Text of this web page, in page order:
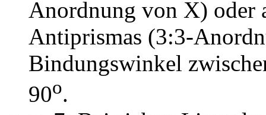
Anordnung von X) oder
Antiprismas (3:3-
Bindungswinkel
90o.